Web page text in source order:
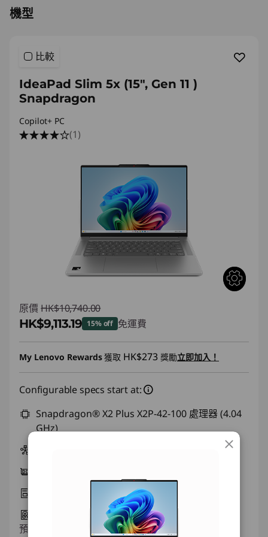
機型
比較
IdeaPad Slim 5x (15″, Gen 11 )
Snapdragon
Copilot+ PC
(1)
原價 HK$10,740.00
HK$9,113.19 15% off 免運費
即省 :-HK$1,626.81
My Lenovo Rewards獲取 HK$273 獎勵立即加入！
Configurable specs start at:
Snapdragon® X2 Plus X2P-42-100 處理器 (4.04
GHz)
16 GB LPDDR5X-9523MT/s (Soldered)
512 GB SSD M.2 2242 PCIe Gen4 QLC
預計於01/11,星期一-01/25,星期一送達